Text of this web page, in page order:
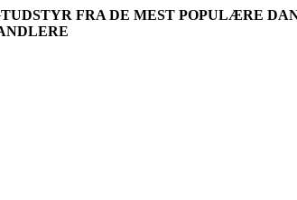
FRA DE MEST POPULÆRE